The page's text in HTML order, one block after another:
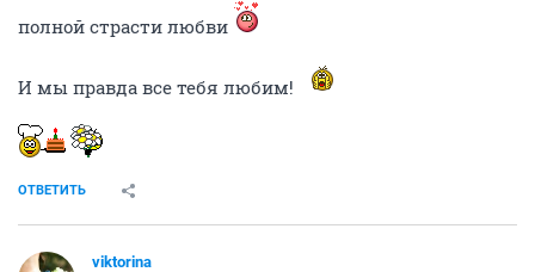
полной страсти любви
И мы правда все тебя любим!
ОТВЕТИТЬ
viktorina